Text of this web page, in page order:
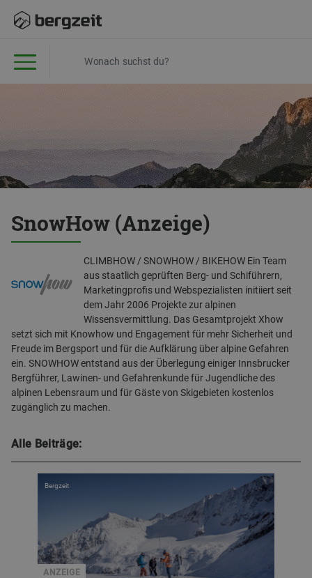
SnowHow (Anzeige)
CLIMBHOW / SNOWHOW / BIKEHOW Ein Team
aus staatlich geprüften Berg- und Schiführern,
Marketingprofis und Webspezialisten initiiert seit
dem Jahr 2006 Projekte zur alpinen
Wissensvermittlung. Das Gesamtprojekt Xhow
setzt sich mit Knowhow und Engagement für mehr Sicherheit und
Freude im Bergsport und für die Aufklärung über alpine Gefahren
ein. SNOWHOW entstand aus der Überlegung einiger Innsbrucker
Bergführer, Lawinen- und Gefahrenkunde für Jugendliche des
alpinen Lebensraum und für Gäste von Skigebieten kostenlos
zugänglich zu machen.
Alle Beiträge:
ANZEIGE
Bergzeit